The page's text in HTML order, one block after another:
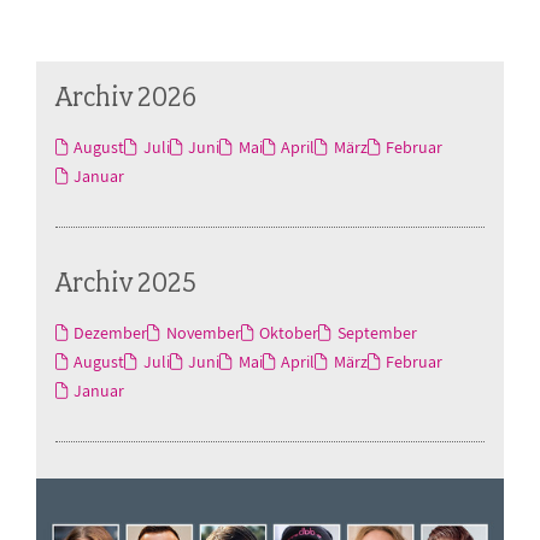
Archiv 2026
August Juli Juni Mai April März
Februar
Januar
Archiv 2025
Dezember November Oktober
September
August
Juli Juni Mai April März
Februar
Januar